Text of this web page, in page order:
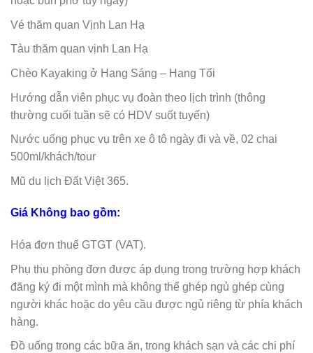
Vé thăm quan Vịnh Lan Hạ
Tàu thăm quan vịnh Lan Hạ
Chèo Kayaking ở Hang Sáng – Hang Tối
Hướng dẫn viên phục vụ đoàn theo lịch trình (thông
thường cuối tuần sẽ có HDV suốt tuyến)
Nước uống phục vụ trên xe ô tô ngày đi và về, 02 chai
500ml/khách/tour
Mũ du lịch Đất Việt 365.
Giá Không bao gồm:
Hóa đơn thuế GTGT (VAT).
Phụ thu phòng đơn được áp dụng trong trường hợp khách
đăng ký đi một mình mà không thể ghép ngủ ghép cùng
người khác hoặc do yêu cầu được ngủ riêng từ phía khách
hàng.
Đồ uống trong các bữa ăn, trong khách sạn và các chi phí